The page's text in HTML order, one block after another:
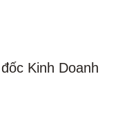
Kinh Doanh